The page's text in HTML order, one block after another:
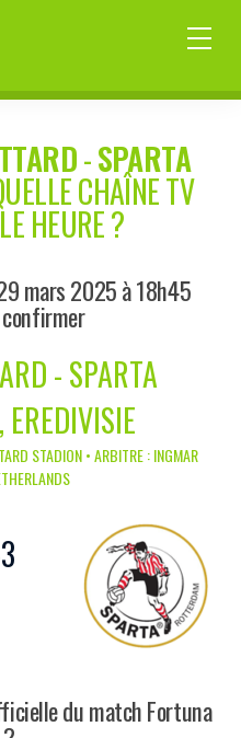
-SPARTA
CHAÎNE TV
HEURE ?
mars 2025 à 18h45
- SPARTA
STADION • ARBITRE : INGMAR
3
du match Fortuna